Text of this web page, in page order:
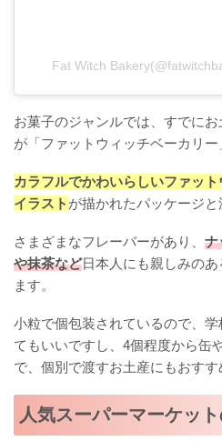
Fat Witch
お菓子のジャンルでは、すでに
が「ファットウィッチベーカリー
カラフルでかわいらしいファッ
イラスト が描かれたパッケージと
さまざまなフレーバーがあり、 ナ
や抹茶など日本人にも親しみの
ます。
小粒で個包装されているので、
てもいいですし、4個程度から缶
で、個別で渡すお土産にもおすす
人気スーパーマーケッ